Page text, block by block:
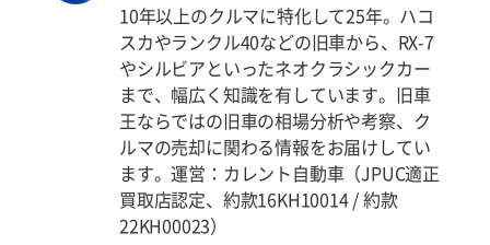
10年以上のクルマに特化して25年。ハコ
スカやランクル40などの旧車から、RX-7
やシルビアといったネオクラシックカー
まで、幅広く知識を有しています。旧車
王ならではの旧車の相場分析や考察、ク
ルマの売却に関わる情報をお届けしてい
ます。運営：カレント自動車（JPUC適正
買取店認定、約款16KH10014 / 約款
22KH00023）